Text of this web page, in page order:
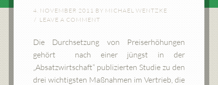
4. NOVEMBER 2011 BY MICHAEL WENTZKE
LEAVE A COMMENT
Die Durchsetzung von Preiserhöhungen
gehört nach einer jüngst in der
„Absatzwirtschaft“ publizierten Studie zu den
drei wichtigsten Maßnahmen im Vertrieb, die